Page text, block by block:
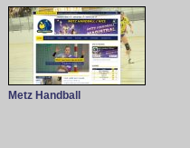
Metz Handball